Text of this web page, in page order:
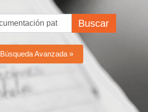
Buscar
Búsqueda Avanzada »